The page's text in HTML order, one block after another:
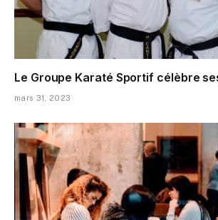
Le Groupe Karaté Sportif célèbre
mars 31, 2023